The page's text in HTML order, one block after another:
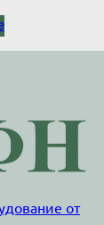
от